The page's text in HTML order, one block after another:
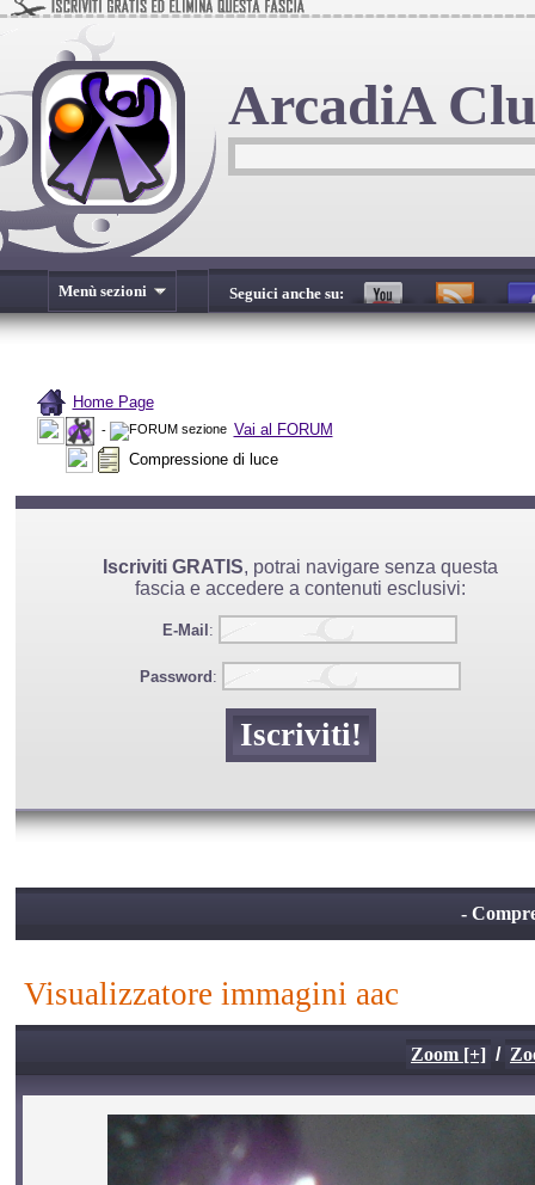
ArcadiA
Menù sezioni Seguici anche su:
Home Page
-
Vai al FORUM
Compressione di luce
Iscriviti GRATIS, potrai navigare senza questa
fascia e accedere a contenuti esclusivi:
E-Mail :
Password :
-
visualizzatore immagini aac
Zoom [+] /